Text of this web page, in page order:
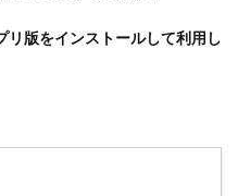
リ版をインストールして利用し